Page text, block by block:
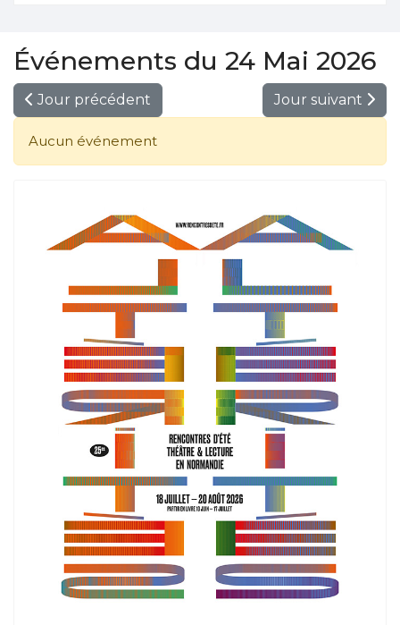
Événements du 24 Mai 2026
Jour précédent Jour suivant
Aucun événement